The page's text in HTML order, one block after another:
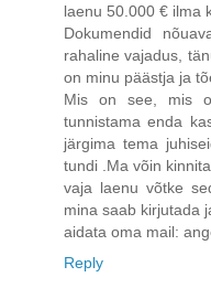
laenu 50.000 € ilma
Dokumendid
rahaline vajadus,
on minu päästja ja
Mis on see, mis
tunnistama enda
järgima tema
tundi .Ma võin
vaja laenu võtke
mina saab kirjutada
aidata oma mail:
Reply